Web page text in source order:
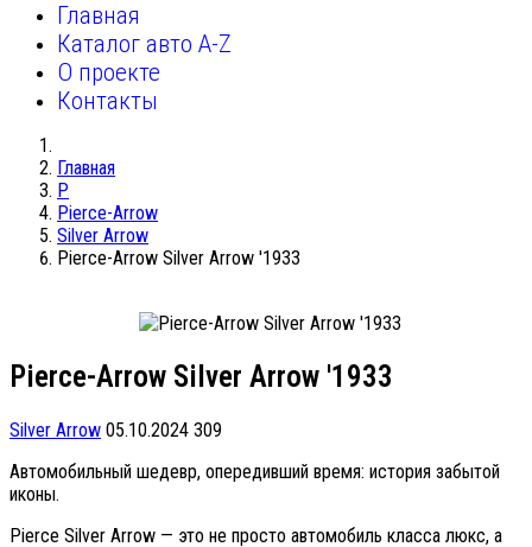
Главная
Каталог авто A-Z
О проекте
Контакты
Главная
P
Pierce-Arrow
Silver Arrow
Pierce-Arrow Silver Arrow '1933
Pierce-Arrow Silver Arrow '1933
Silver Arrow 05.10.2024 309
Автомобильный шедевр, опередивший время: история забытой
иконы.
Pierce Silver Arrow — это не просто автомобиль класса люкс, а